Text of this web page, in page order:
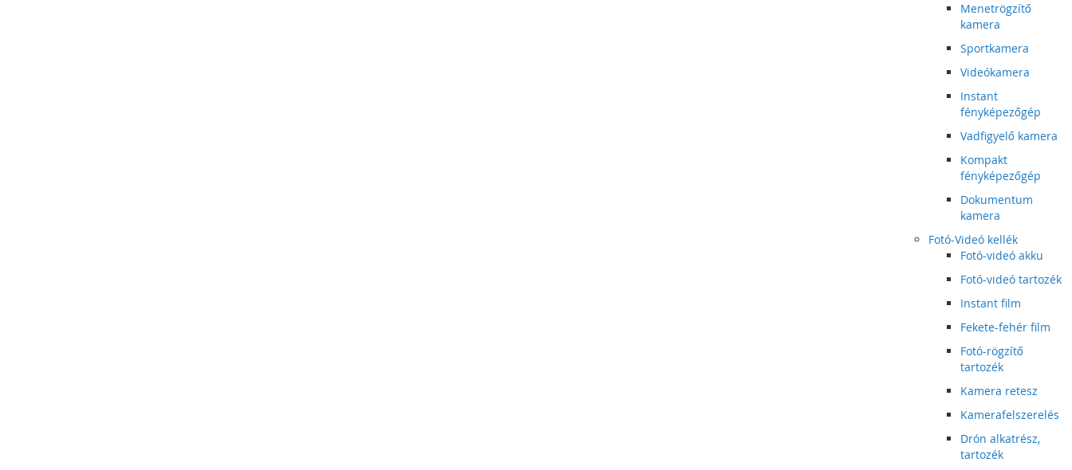
Menetrögzítő
kamera
Sportkamera
Videókamera
Instant
fényképezőgép
Vadfigyelő kamera
Kompakt
fényképezőgép
Dokumentum
kamera
Fotó-Videó kellék
Fotó-videó akku
Fotó-videó tartozék
Instant film
Fekete-fehér film
Fotó-rögzítő
tartozék
Kamera retesz
Kamerafelszerelés
Drón alkatrész,
tartozék